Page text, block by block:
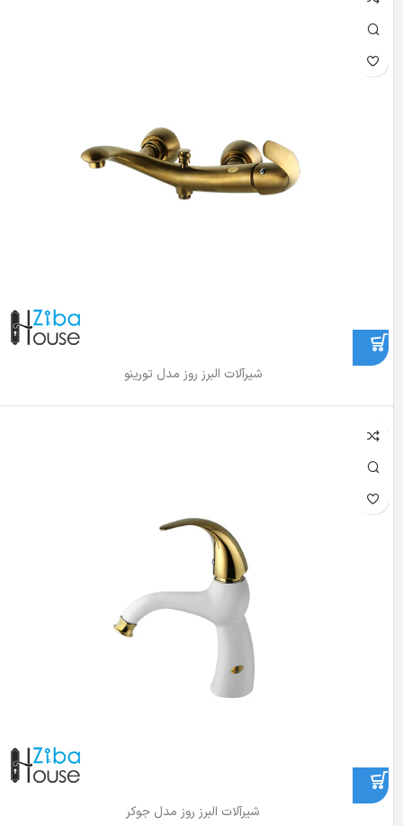
شیرآلات البرز روز مدل تورینو
شیرآلات البرز روز مدل جوکر